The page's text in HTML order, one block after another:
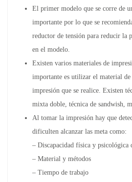
El primer modelo que se corre de
importante por lo que se
reductor de tensión para reducir la
en el modelo.
Existen varios materiales de
importante es utilizar el material de
impresión que se realice. Existen
mixta doble, técnica de sandwish,
Al tomar la impresión hay que
dificulten alcanzar las meta como:
– Discapacidad física y psicológica
– Material y métodos
– Tiempo de trabajo